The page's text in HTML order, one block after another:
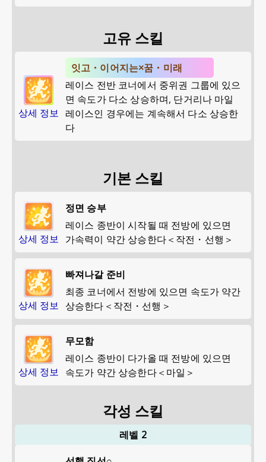
고유 스킬
상세 정보
잇고・이어지는×꿈・미래
레이스 전반 코너에서 중위권 그룹에 있으
면 속도가 다소 상승하며, 단거리나 마일
레이스인 경우에는 계속해서 다소 상승한
다
기본 스킬
상세 정보
정면 승부
레이스 종반이 시작될 때 전방에 있으면
가속력이 약간 상승한다＜작전・선행＞
상세 정보
빠져나갈 준비
최종 코너에서 전방에 있으면 속도가 약간
상승한다＜작전・선행＞
상세 정보
무모함
레이스 종반이 다가올 때 전방에 있으면
속도가 약간 상승한다＜마일＞
각성 스킬
레벨 2